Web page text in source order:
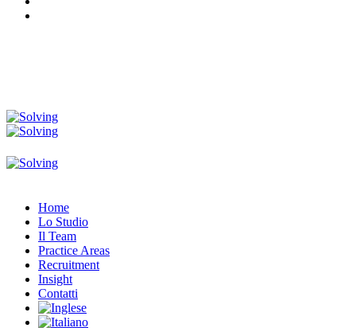
Home
Lo Studio
Il Team
Practice Areas
Recruitment
Insight
Contatti